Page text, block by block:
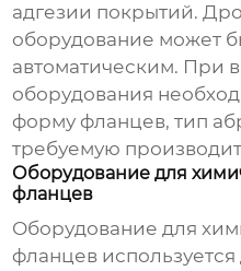
адгезии покрытий.
оборудование может
автоматическим. При
оборудования
форму фланцев, тип
требуемую
Оборудование для
фланцев
Оборудование для
фланцев